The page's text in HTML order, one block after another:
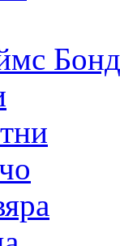
Бонд